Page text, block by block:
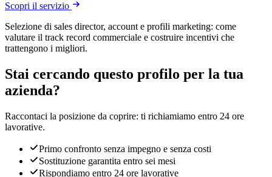
Scopri il servizio
Selezione di sales director, account e profili marketing: come
valutare il track record commerciale e costruire incentivi che
trattengono i migliori.
Stai cercando questo profilo per la tua
azienda?
Raccontaci la posizione da coprire: ti richiamiamo entro 24 ore
lavorative.
Primo confronto senza impegno e senza costi
Sostituzione garantita entro sei mesi
Rispondiamo entro 24 ore lavorative